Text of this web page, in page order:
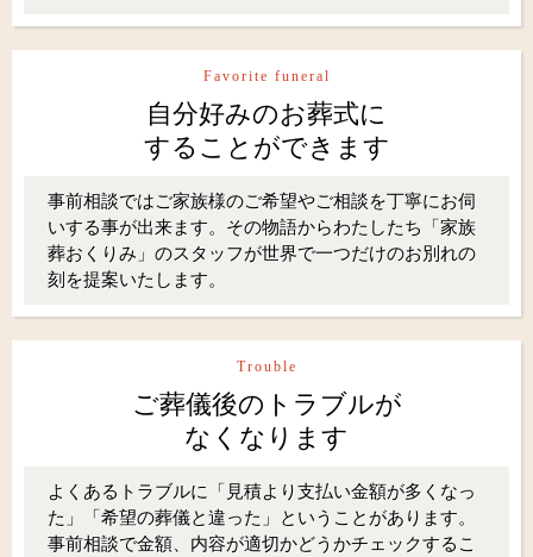
Favorite funeral
自分好みのお葬式に
することができます
事前相談ではご家族様のご希望やご相談を丁寧にお伺
いする事が出来ます。その物語からわたしたち「家族
葬おくりみ」のスタッフが世界で一つだけのお別れの
刻を提案いたします。
Trouble
ご葬儀後のトラブルが
なくなります
よくあるトラブルに「見積より支払い金額が多くなっ
た」「希望の葬儀と違った」ということがあります。
事前相談で金額、内容が適切かどうかチェックするこ